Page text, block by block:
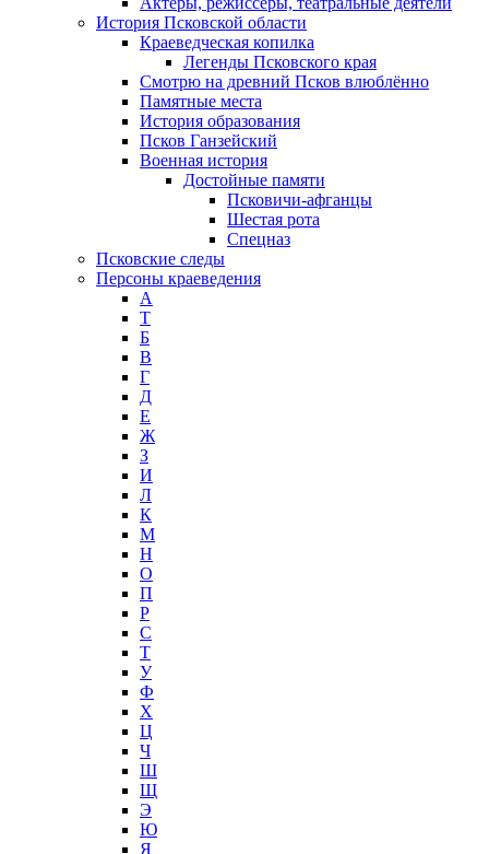
История Псковской области
Краеведческая копилка
Легенды Псковского края
Смотрю на древний Псков влюблённо
Памятные места
История образования
Псков Ганзейский
Военная история
Достойные памяти
Псковичи-афганцы
Шестая рота
Спецназ
Псковские следы
Персоны краеведения
А
T
Б
В
Г
Д
Е
Ж
З
И
Л
К
М
Н
О
П
Р
С
Т
У
Ф
Х
Ц
Ч
Ш
Щ
Э
Ю
Я